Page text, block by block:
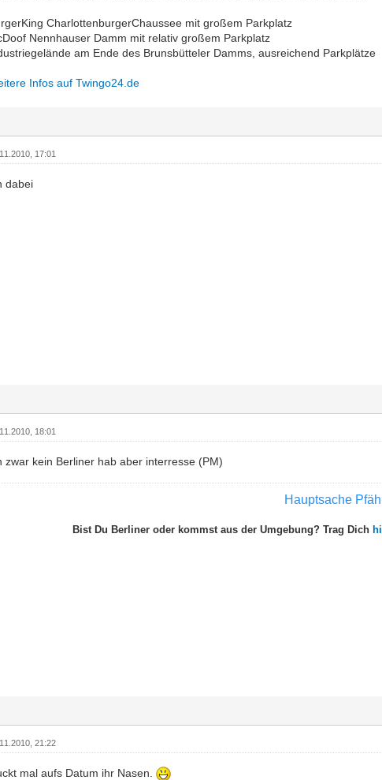
CharlottenburgerChaussee mit großem Parkplatz
Nennhauser Damm mit relativ großem Parkplatz
am Ende des Brunsbütteler Damms, ausreichend Parkplätze
Infos auf Twingo24.de
17:01
dabei
18:01
zwar kein Berliner hab aber interresse (PM)
Hauptsache
Bist Du Berliner oder kommst aus der Umgebung? Trag Dich
21:22
mal aufs Datum ihr Nasen.